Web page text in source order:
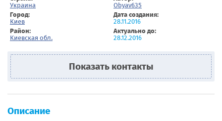
Украина
Obyav635
Город:
Киев
Дата создания:
28.11.2016
Район:
Киевская обл.
Актуально до:
28.12.2016
Показать контакты
Описание